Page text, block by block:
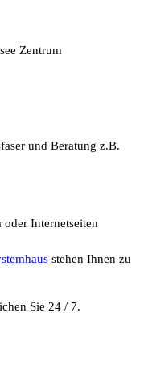
Zentrum
und Beratung z.B.
Internetseiten
stehen Ihnen zu
Sie 24 / 7.